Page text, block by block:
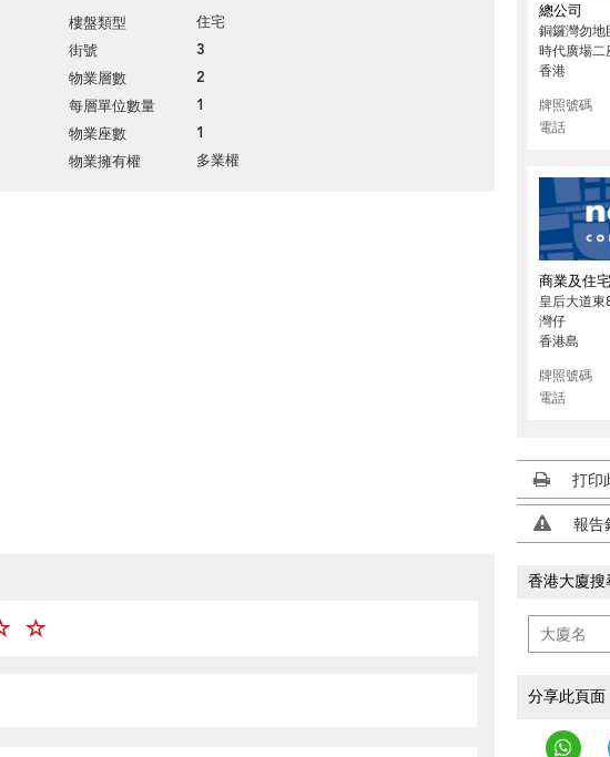
樓盤類型 住宅
街號 3
物業層數 2
每層單位數量 1
物業座數 1
物業擁有權 多業權
總公司
銅鑼灣勿地
時代廣場
香港
牌照號碼
電話
商業及住宅
皇后大道
灣仔
香港島
牌照號碼
電話
打印
報告
香港大廈搜
分享此頁面